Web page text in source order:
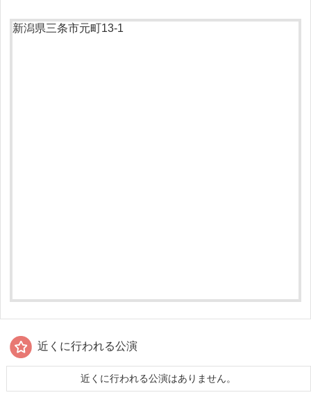
新潟県三条市元町13-1
近くに行われる公演
近くに行われる公演はありません。